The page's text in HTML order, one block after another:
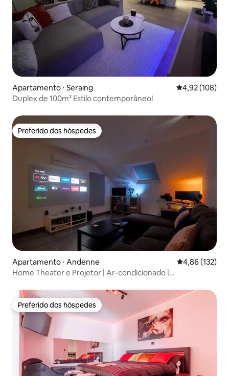
Apartamento ⋅ Seraing 4,92 de uma
4,92 (108)
Duplex de 100m² Estilo contemporâneo!
Preferido dos hóspedes
Preferido dos hóspedes
Apartamento ⋅ Andenne 4,86 de uma
4,86 (132)
Home Theater e Projetor | Ar-condicionado |
Preferido dos hóspedes
Preferido dos hóspedes